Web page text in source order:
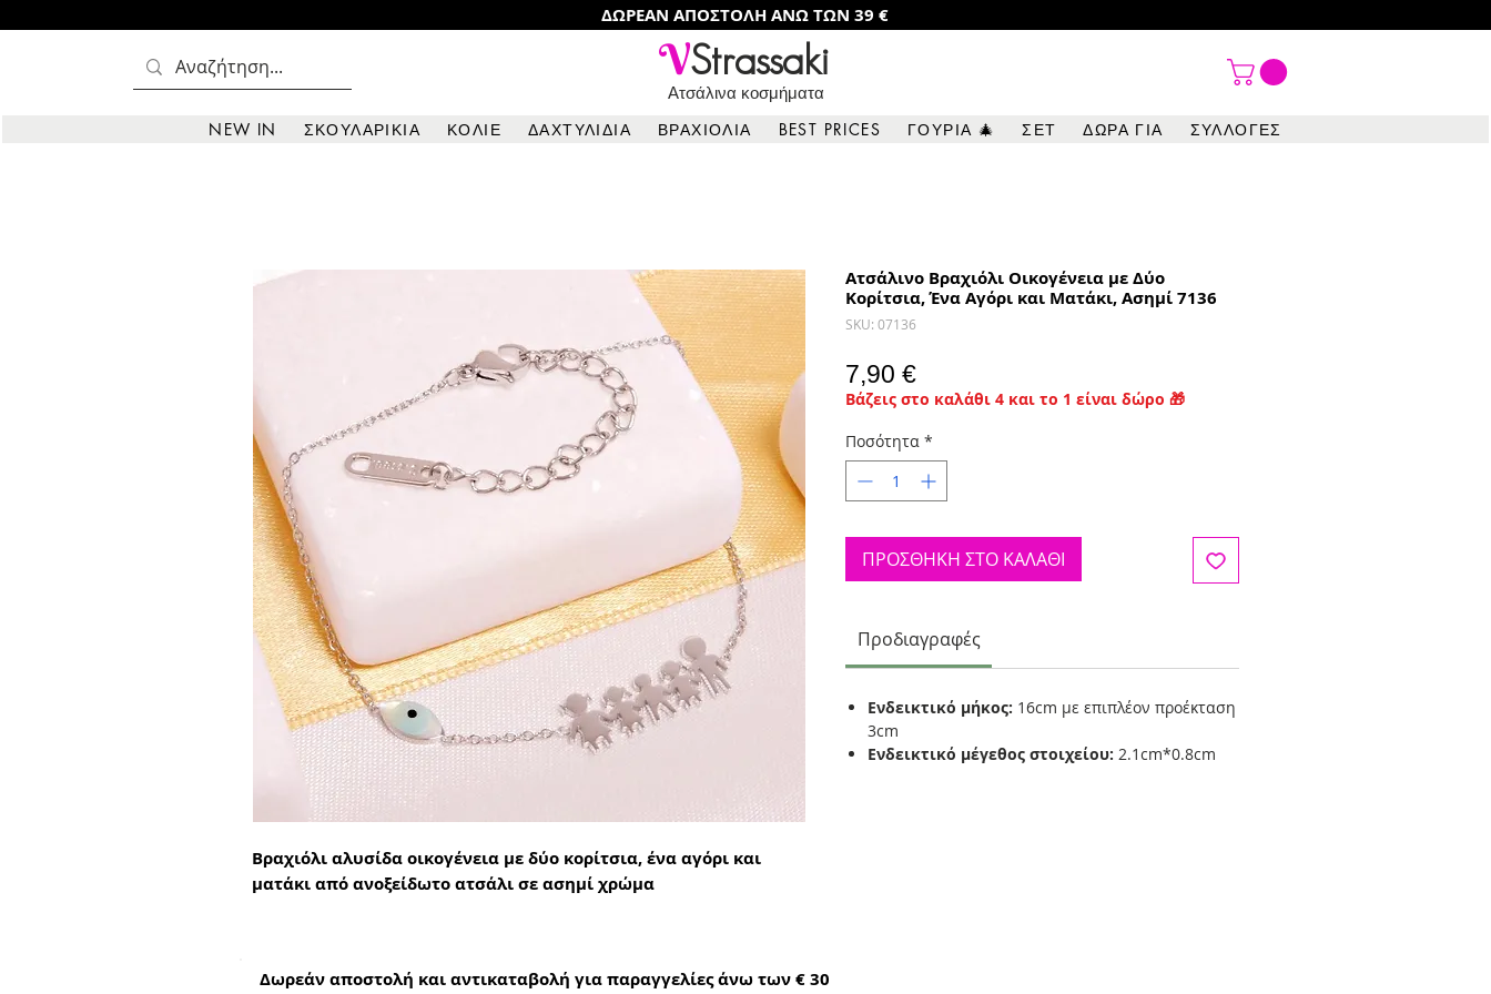
ΔΩΡΕΑΝ ΑΠΟΣΤΟΛΗ ΑΝΩ ΤΩΝ 39 €
VStrassaki
Ατσάλινα κοσμήματα
NEW IN ΣΚΟΥΛΑΡΙΚΙΑ ΚΟΛΙΕ ΔΑΧΤΥΛΙΔΙΑ ΒΡΑΧΙΟΛΙΑ BEST PRICES ΓΟΥΡΙΑ 🎄 ΣΕΤ ΔΩΡΑ ΓΙΑ ΣΥΛΛΟΓΕΣ
Βραχιόλι αλυσίδα οικογένεια με δύο κορίτσια, ένα αγόρι και
ματάκι από ανοξείδωτο ατσάλι σε ασημί χρώμα
Ατσάλινο Βραχιόλι Οικογένεια με Δύο
Κορίτσια, Ένα Αγόρι και Ματάκι, Ασημί 7136
SKU: 07136
7,90 €Τιμή
Βάζεις στο καλάθι 4 και το 1 είναι δώρο 🎁
Ποσότητα *
ΠΡΟΣΘΗΚΗ ΣΤΟ ΚΑΛΑΘΙ
Προδιαγραφές
Ενδεικτικό μήκος: 16cm με επιπλέον προέκταση
3cm
Ενδεικτικό μέγεθος στοιχείου: 2.1cm*0.8cm
Δωρεάν αποστολή και αντικαταβολή για παραγγελίες άνω των € 30